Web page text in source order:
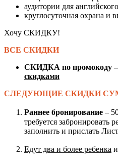
аудитории для
круглосуточная охрана и
Хочу СКИДКУ!
ВСЕ СКИДКИ
СКИДКА по промокоду –
скидками
СЛЕДУЮЩИЕ СКИДКИ
Раннее бронирование –
требуется забронировать
заполнить и прислать
Едут два и более ребенка